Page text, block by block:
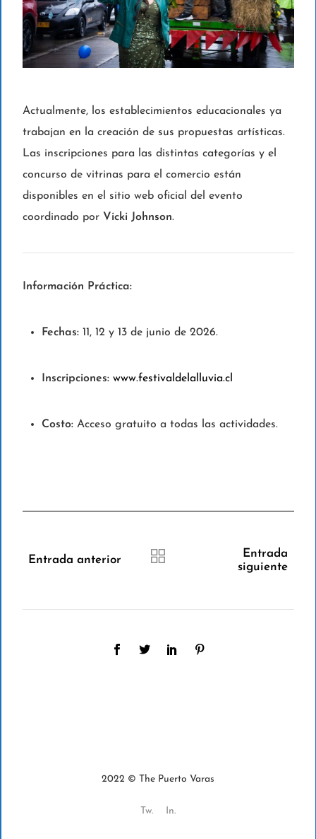
Actualmente, los establecimientos educacionales ya
trabajan en la creación de sus propuestas artísticas.
Las inscripciones para las distintas categorías y el
concurso de vitrinas para el comercio están
disponibles en el sitio web oficial del evento
coordinado por Vicki Johnson.
Información Práctica:
Fechas: 11, 12 y 13 de junio de 2026.
Inscripciones: www.festivaldelalluvia.cl
Costo: Acceso gratuito a todas las actividades.
Entrada anterior
Entrada
siguiente
2022 © The Puerto Varas
Tw. In.